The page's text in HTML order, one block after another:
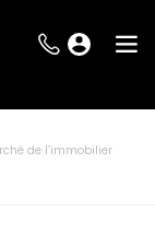
de l’immobilier